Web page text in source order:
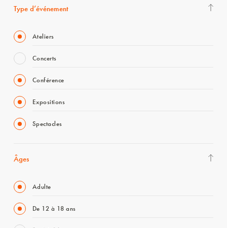
Type d’événement
Ateliers
Concerts
Conférence
Expositions
Spectacles
Âges
Adulte
De 12 à 18 ans